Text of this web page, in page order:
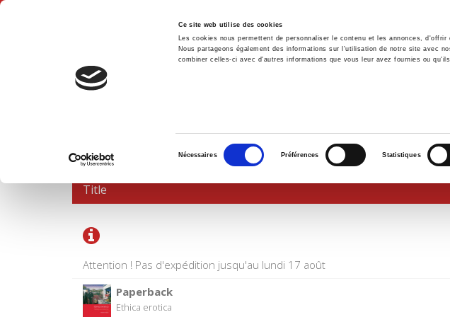
Ce site web utilise des cookies
Les cookies nous permettent de personnaliser le contenu et les annonces,
Nous partageons également des informations sur l'utilisation de notre site avec
combiner celles-ci avec d'autres informations que vous leur avez fournies ou
consentement
Nécessaires Préférences Statistiques
Home Environment
SHOPPING CART
Attention ! Pas d'expédition jusqu'au lundi 17 août
Title
Paperback
Ethica erotica